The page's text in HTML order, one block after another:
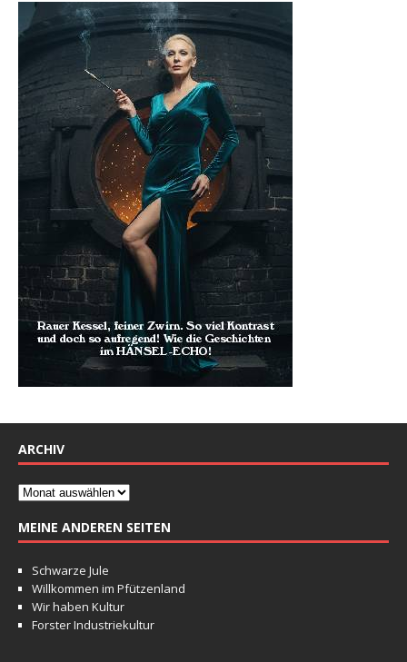
ARCHIV
MEINE ANDEREN SEITEN
Schwarze Jule
Willkommen im Pfützenland
Wir haben Kultur
Forster Industriekultur